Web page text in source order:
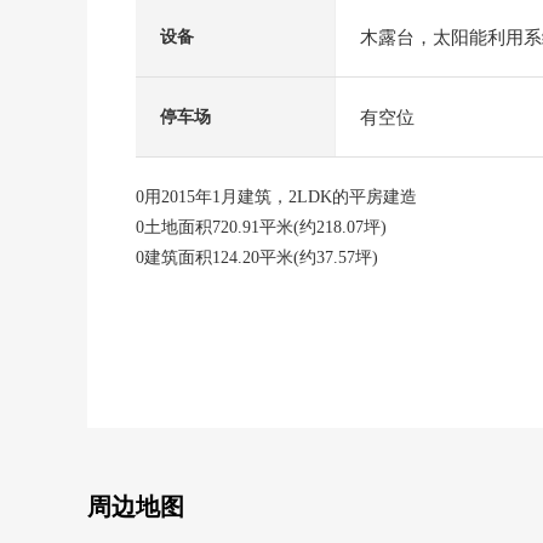
设备 木露台，太阳能利用
停车场 有空位
0用2015年1月建筑，2LDK的平房建造
0土地面积720.91平米(约218.07坪)
0建筑面积124.20平米(约37.57坪)
・西奈良中央医院步行14分钟(约1120m)
周边地图